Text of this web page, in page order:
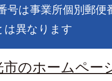
号は事業所個別郵
は異なります
市のホームペー